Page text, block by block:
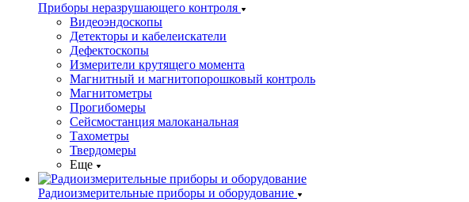
Приборы неразрушающего контроля
Видеоэндоскопы
Детекторы и кабелеискатели
Дефектоскопы
Измерители крутящего момента
Магнитный и магнитопорошковый контроль
Магнитометры
Прогибомеры
Сейсмостанция малоканальная
Тахометры
Твердомеры
Еще
Радиоизмерительные приборы и оборудование